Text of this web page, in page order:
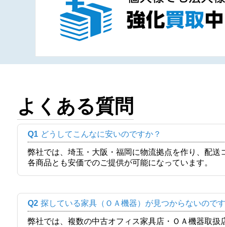
よくある質問
Q1 どうしてこんなに安いのですか？
弊社では、埼玉・大阪・福岡に物流拠点を作り、配
各商品とも安価でのご提供が可能になっています。
Q2 探している家具（ＯＡ機器）が見つからないので
弊社では、複数の中古オフィス家具店・ＯＡ機器取